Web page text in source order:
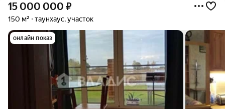
15 000 000 ₽
150 м² таунхаус, участок
онлайн показ